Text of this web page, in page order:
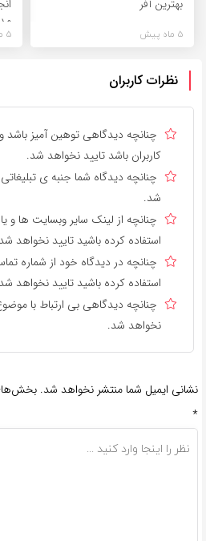
بهترین آفر
5 ماه پیش 5 ماه پیش
نظرات کاربران
چنانچه دیدگاهی توهین آمیز باشد
کاربران باشد تایید نخواهد شد.
چنانچه دیدگاه شما جنبه ی
شد.
چنانچه از لینک سایر وبسایت ها و
استفاده کرده باشید تایید نخواهد
چنانچه در دیدگاه خود از شماره
استفاده کرده باشید تایید نخواهد
چنانچه دیدگاهی بی ارتباط با
نخواهد شد.
نشانی ایمیل شما منتشر نخواهد شد.
*